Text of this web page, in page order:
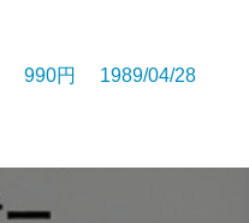
990円 1989/04/28